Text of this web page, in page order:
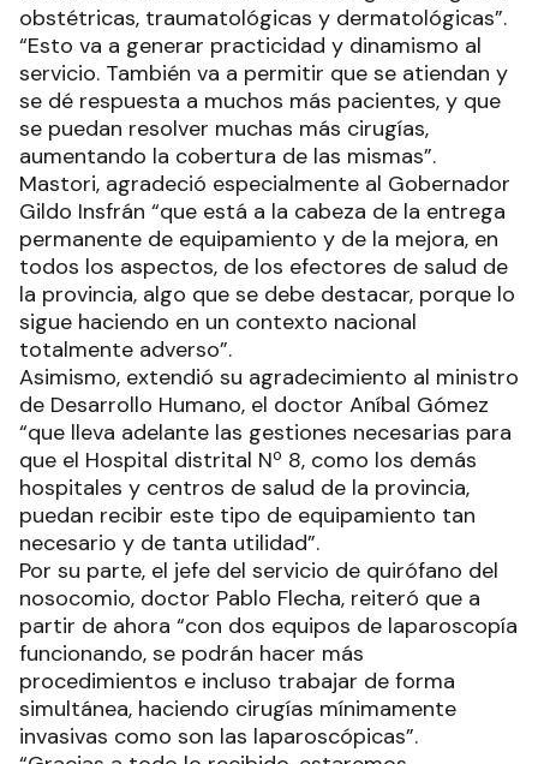
obstétricas, traumatológicas y dermatológicas”.
“Esto va a generar practicidad y dinamismo al
servicio. También va a permitir que se atiendan y
se dé respuesta a muchos más pacientes, y que
se puedan resolver muchas más cirugías,
aumentando la cobertura de las mismas”.
Mastori, agradeció especialmente al Gobernador
Gildo Insfrán “que está a la cabeza de la entrega
permanente de equipamiento y de la mejora, en
todos los aspectos, de los efectores de salud de
la provincia, algo que se debe destacar, porque lo
sigue haciendo en un contexto nacional
totalmente adverso”.
Asimismo, extendió su agradecimiento al ministro
de Desarrollo Humano, el doctor Aníbal Gómez
“que lleva adelante las gestiones necesarias para
que el Hospital distrital Nº 8, como los demás
hospitales y centros de salud de la provincia,
puedan recibir este tipo de equipamiento tan
necesario y de tanta utilidad”.
Por su parte, el jefe del servicio de quirófano del
nosocomio, doctor Pablo Flecha, reiteró que a
partir de ahora “con dos equipos de laparoscopía
funcionando, se podrán hacer más
procedimientos e incluso trabajar de forma
simultánea, haciendo cirugías mínimamente
invasivas como son las laparoscópicas”.